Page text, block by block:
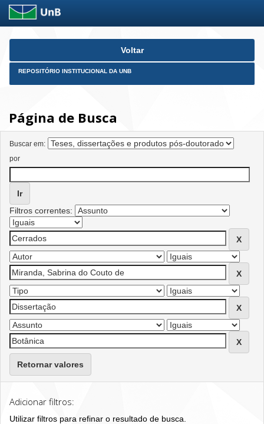
Skip
Voltar
REPOSITÓRIO INSTITUCIONAL DA UNB
Página de Busca
Buscar em:
por
Filtros correntes:
Retornar valores
Adicionar filtros:
Utilizar filtros para refinar o resultado de busca.